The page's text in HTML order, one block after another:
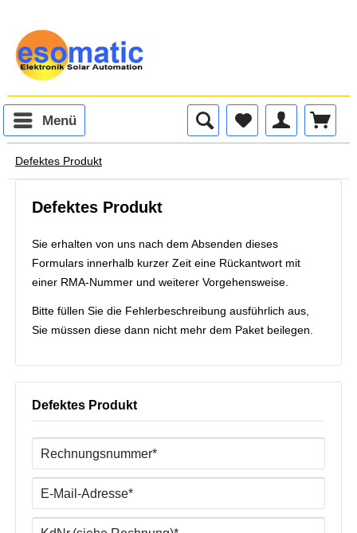
Menü
Defektes Produkt
Defektes Produkt
Sie erhalten von uns nach dem Absenden dieses
Formulars innerhalb kurzer Zeit eine Rückantwort mit
einer RMA-Nummer und weiterer Vorgehensweise.
Bitte füllen Sie die Fehlerbeschreibung ausführlich aus,
Sie müssen diese dann nicht mehr dem Paket beilegen.
Defektes Produkt